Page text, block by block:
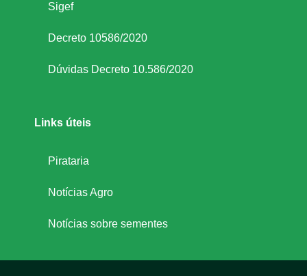
Sigef
Decreto 10586/2020
Dúvidas Decreto 10.586/2020
Links úteis
Pirataria
Notícias Agro
Notícias sobre sementes